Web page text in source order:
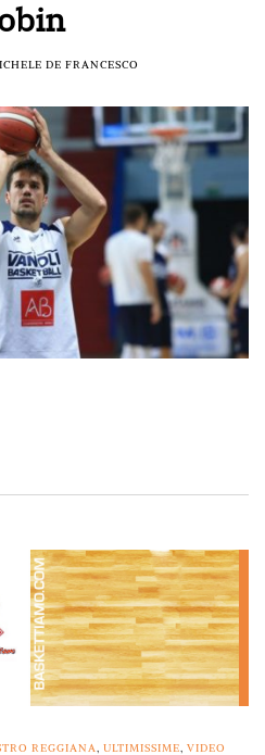
DE FRANCESCO
REGGIANA, ULTIMISSIME, VIDEO